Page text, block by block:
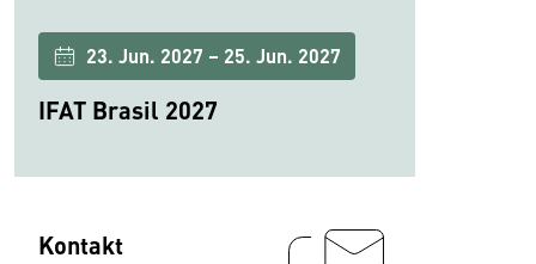
23. Jun. 2027 – 25. Jun. 2027
IFAT Brasil 2027
Kontakt